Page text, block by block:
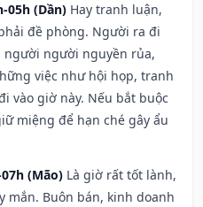
05h (Dần) Hay tranh luận,
đề phòng. Người ra đi
người người nguyền rủa,
việc như hội họp, tranh
vào giờ này. Nếu bắt buộc
miệng để hạn ché gây ẩu
(Mão) Là giờ rất tốt lành,
mắn. Buôn bán, kinh doanh